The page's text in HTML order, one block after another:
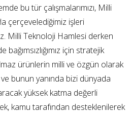
bu tür çalışmalarımızı, Milli
çerçevelediğimiz işleri
Milli Teknoloji Hamlesi derken
için stratejik
ürünlerin milli ve özgün olarak
bunun yanında bizi dünyada
yüksek katma değerli
kamu tarafından desteklenilerek